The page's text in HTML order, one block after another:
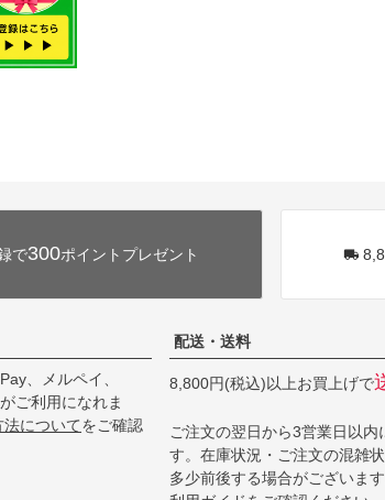
で300ポイントプレゼント
、メルペイ、
ご利用になれま
についてをご確認
配送・送料
8,800円(税込)以上お買上げで
ご注文の翌日から3営業日以内
す。在庫状況・ご注文の混雑状
多少前後する場合がございま